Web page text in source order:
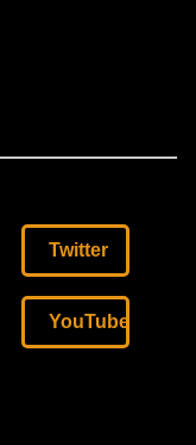
Twitter
YouTube